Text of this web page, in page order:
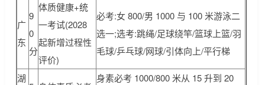
广
东
9
0
分
体质健康+统
一考试(2028
起新增过程性
评价)
必考:女 800/男 1000 与 100 米游泳二
选一;选考:跳绳/足球绕竿/篮球上篮/羽
毛球/乒乓球/网球/引体向上/平行梯
湖
身素必考 1000/800 米从 15 升到 20